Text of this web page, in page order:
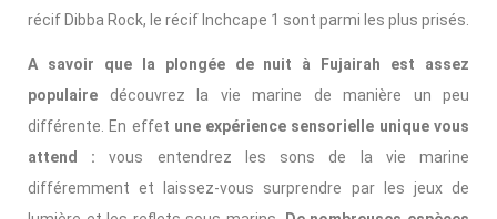
récif Dibba Rock, le récif Inchcape 1 sont parmi les plus prisés.
A savoir que la plongée de nuit à Fujairah est assez
populaire découvrez la vie marine de manière un peu
différente. En effet une expérience sensorielle unique vous
attend : vous entendrez les sons de la vie marine
différemment et laissez-vous surprendre par les jeux de